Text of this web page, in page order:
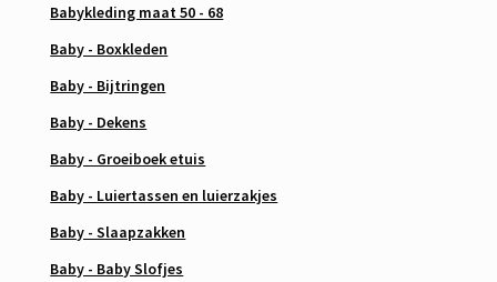
Babykleding maat 50 - 68
Baby - Boxkleden
Baby - Bijtringen
Baby - Dekens
Baby - Groeiboek etuis
Baby - Luiertassen en luierzakjes
Baby - Slaapzakken
Baby - Baby Slofjes